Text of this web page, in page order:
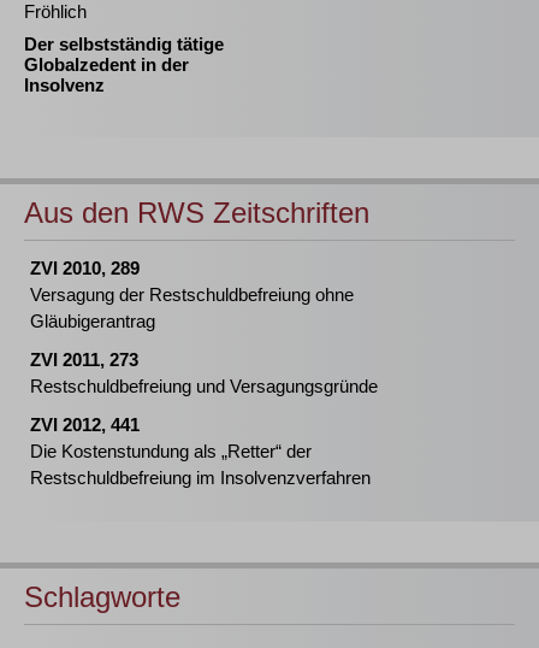
Fröhlich
Der selbstständig tätige
Globalzedent in der
Insolvenz
Aus den RWS Zeitschriften
ZVI 2010, 289
Versagung der Restschuldbefreiung ohne
Gläubigerantrag
ZVI 2011, 273
Restschuldbefreiung und Versagungsgründe
ZVI 2012, 441
Die Kostenstundung als „Retter“ der
Restschuldbefreiung im Insolvenzverfahren
Schlagworte